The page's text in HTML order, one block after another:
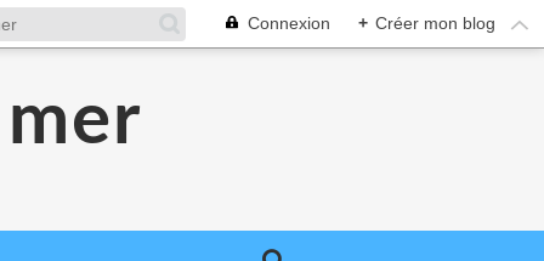
Connexion + Créer mon blog